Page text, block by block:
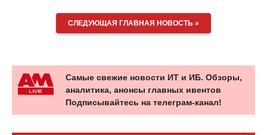
СЛЕДУЮЩАЯ ГЛАВНАЯ НОВОСТЬ »
Самые свежие новости ИТ и ИБ. Обзоры,
аналитика, анонсы главных ивентов
Подписывайтесь на телеграм-канал!